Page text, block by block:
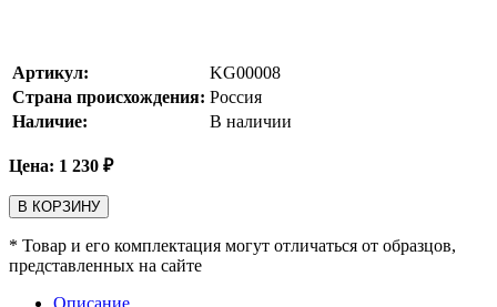
Артикул:
KG00008
Страна происхождения: Россия
Наличие:
В наличии
Цена: 1 230 ₽
В КОРЗИНУ
* Товар и его комплектация могут отличаться от образцов,
представленных на сайте
Описание